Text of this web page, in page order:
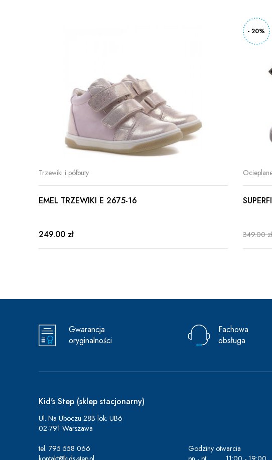
Trzewiki i półbuty
EMEL TRZEWIKI E 2675-16
249.00 zł
- 20%
349.00 zł
Gwarancja
oryginalności
Fachowa
obsługa
Kid's Step (sklep stacjonarny)
Ul. Na Uboczu 28B lok. UB6
02-791 Warszawa
tel. 795 558 066
Godziny otwarcia